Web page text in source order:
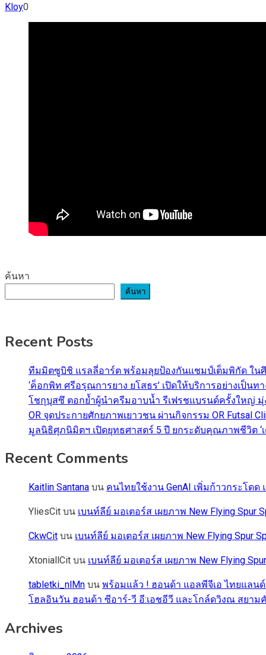
Kloy0
ค้นหา
ค้นหา
Recent Posts
ทีมมิตซูบิชิ แรลลี่อาร์ต พร้อมลุยป้องกันแชมป์เต็มพิกัด ใน
‘ค็อกพิท ศรีอรุณการยาง ยโสธร’ เปิดให้บริการอย่างเป็น
โชกุบุสซึ ตอกย้ำผู้นำครีมอาบน้ำ รีเฟรชแบรนด์ครั้งใหญ่ มุ่
OR จุดประกายศักยภาพเยาวชน ผ่านกิจกรรม OR Futsal
มูลนิธิศุภนิมิตฯ เปิดยุทธศาสตร์ 5 ปี ยกระดับคุณภาพชีวิต
Recent Comments
Kaitlin Santana บน คนไทยใช้งาน GenAI เพิ่มก้าวกระโด
YliesCit บน เบนท์ลีย์ มอเตอร์ส เผยภาพ New Flying
CkwCit บน เบนท์ลีย์ มอเตอร์ส เผยภาพ New Flying Spur
XtoniallCit บน เบนท์ลีย์ มอเตอร์ส เผยภาพ New Flying
tabletki_nlMn บน พร้อมแล้ว ! ฮอนด้า แอลพีจีเอ ไทยแลนด์
โฮลอินวัน ฮอนด้า ซีอาร์-วี อี:เอชอีวี และโกล์ดวิงณ สยา
Archives